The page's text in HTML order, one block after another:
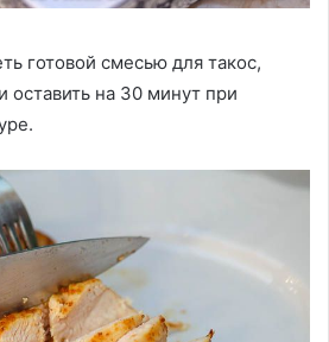
готовой смесью для такос,
оставить на 30 минут при